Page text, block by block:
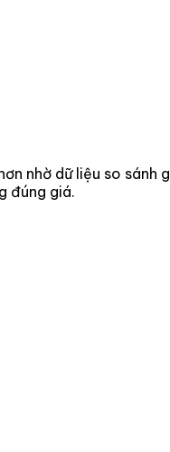
nhờ dữ liệu so
đúng giá.